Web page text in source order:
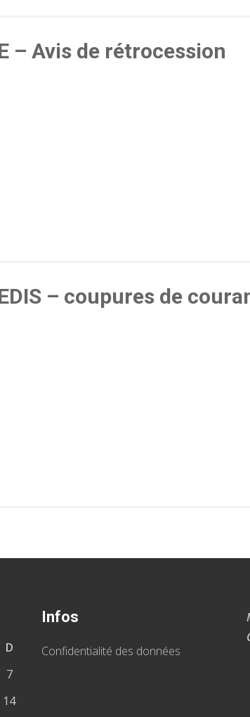
– Avis de rétrocession
– coupures de
D
7
14
Infos
Confidentialité des données